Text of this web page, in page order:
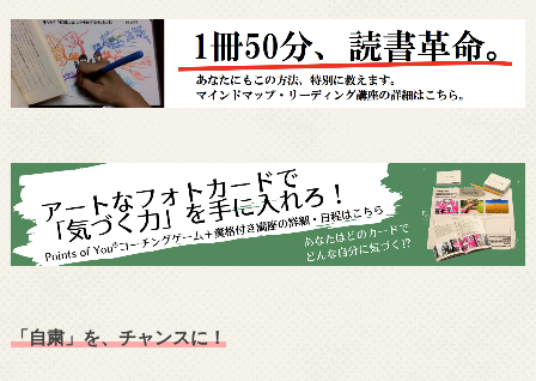
「自粛」を、チャンスに！